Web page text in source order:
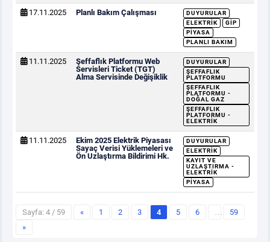
17.11.2025 Planlı Bakım Çalışması
DUYURULAR
ELEKTRIK
GİP
PIYASA
PLANLI BAKIM
11.11.2025
Şeffaflık Platformu Web
Servisleri Ticket (TGT)
Alma Servisinde Değişiklik
DUYURULAR
ŞEFFAFLIK
PLATFORMU
ŞEFFAFLIK
PLATFORMU -
DOĞAL GAZ
ŞEFFAFLIK
PLATFORMU -
ELEKTRIK
11.11.2025
Ekim 2025 Elektrik Piyasası
Sayaç Verisi Yüklemeleri ve
Ön Uzlaştırma Bildirimi Hk.
DUYURULAR
ELEKTRIK
KAYIT VE
UZLAŞTIRMA -
ELEKTRIK
PIYASA
Sayfa: 4 / 59 « 1 2 3 4 5 6 …
59
»